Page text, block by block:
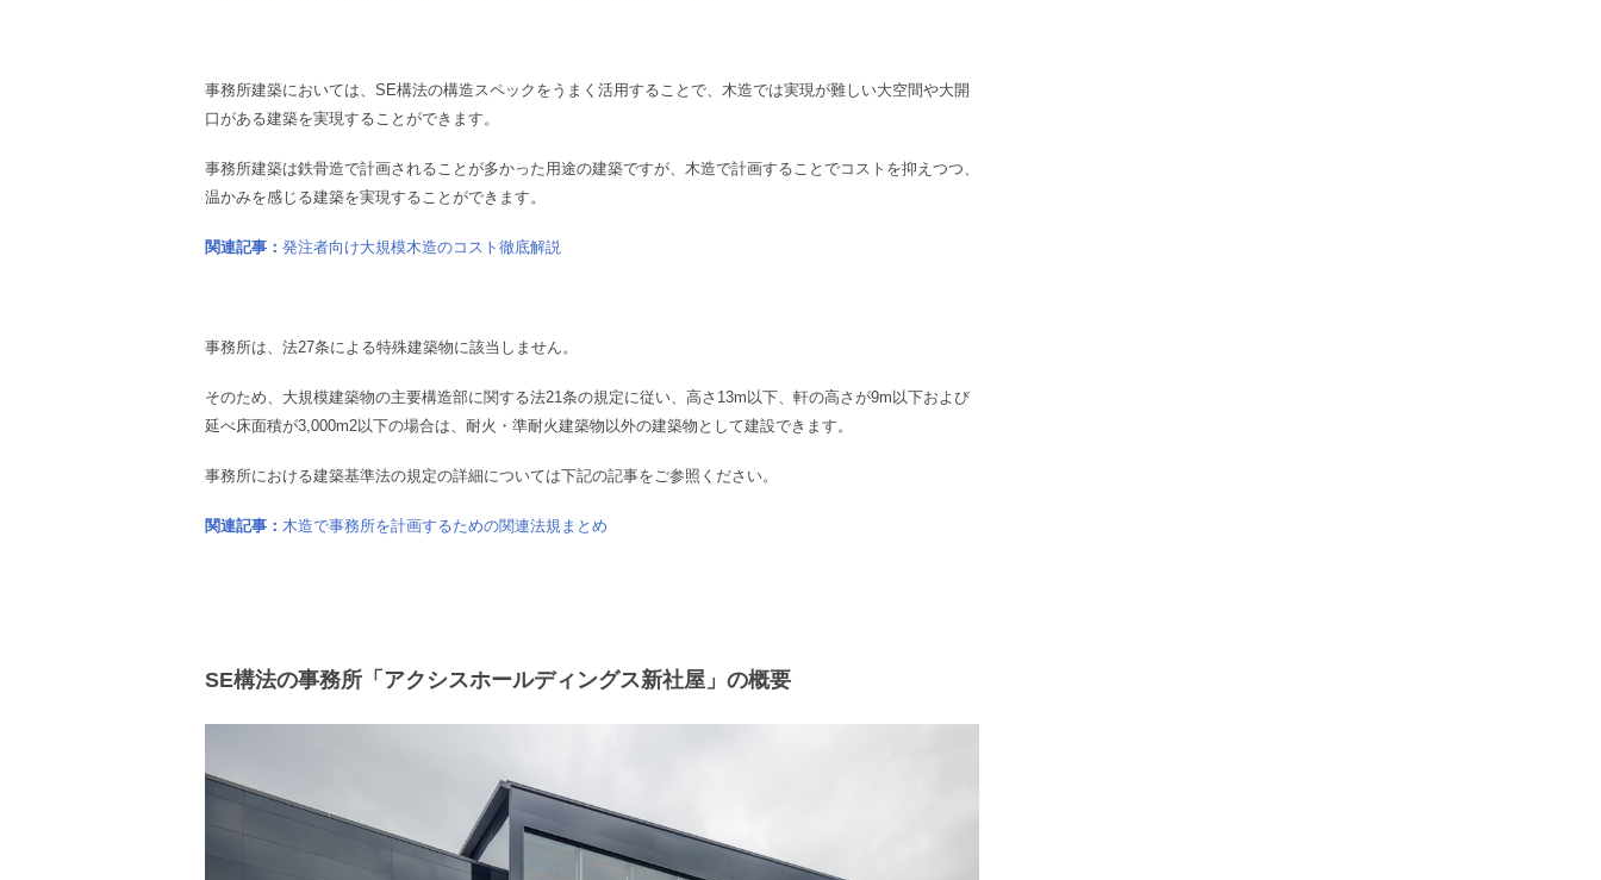
事務所建築においては、SE構法の構造スペックをうまく活用することで、木造では実現が難しい大空間や大開
口がある建築を実現することができます。
事務所建築は鉄骨造で計画されることが多かった用途の建築ですが、木造で計画することでコストを抑えつつ、
温かみを感じる建築を実現することができます。
関連記事： 発注者向け大規模木造のコスト徹底解説
事務所は、法27条による特殊建築物に該当しません。
そのため、大規模建築物の主要構造部に関する法21条の規定に従い、高さ13m以下、軒の高さが9m以下および
延べ床面積が3,000m2以下の場合は、耐火・準耐火建築物以外の建築物として建設できます。
事務所における建築基準法の規定の詳細については下記の記事をご参照ください。
関連記事： 木造で事務所を計画するための関連法規まとめ
SE構法の事務所「アクシスホールディングス新社屋」の概要